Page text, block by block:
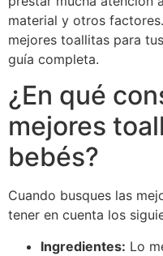
material y otros
mejores toallitas para
guía completa.
¿En qué
mejores
bebés?
Cuando busques las
tener en cuenta los
Ingredientes: Lo